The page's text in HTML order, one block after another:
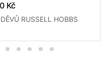
Kč
RUSSELL HOBBS